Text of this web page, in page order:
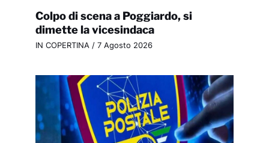
Colpo di scena a Poggiardo, si
dimette la vicesindaca
IN COPERTINA / 7 Agosto 2026